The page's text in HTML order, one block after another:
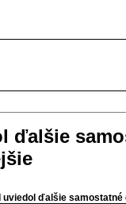
ďalšie
uviedol ďalšie